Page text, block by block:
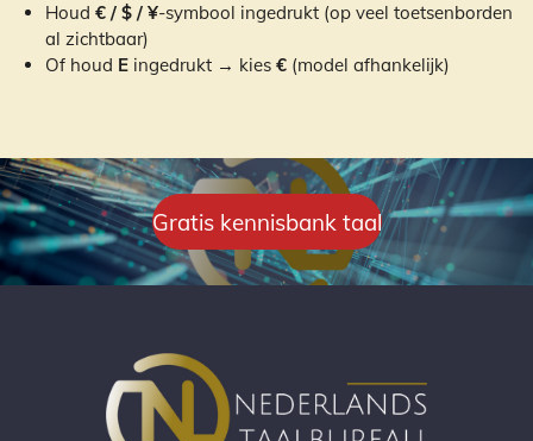
Houd € / $ / ¥-symbool ingedrukt (op veel toetsenborden
al zichtbaar)
Of houd Eingedrukt → kies €(model afhankelijk)
Gratis kennisbank taal